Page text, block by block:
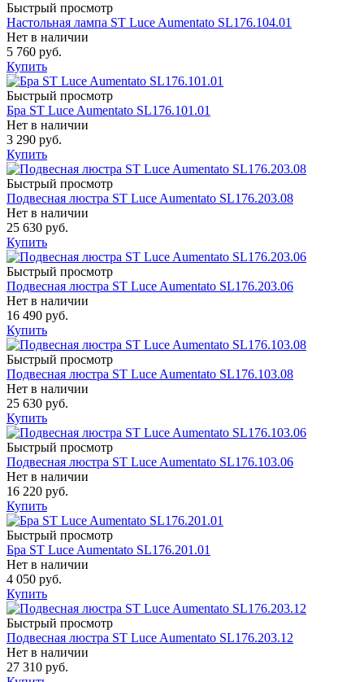
Быстрый просмотр
Настольная лампа ST Luce Aumentato SL176.104.01
Нет в наличии
5 760 руб.
Купить
Быстрый просмотр
Бра ST Luce Aumentato SL176.101.01
Нет в наличии
3 290 руб.
Купить
Быстрый просмотр
Подвесная люстра ST Luce Aumentato SL176.203.08
Нет в наличии
25 630 руб.
Купить
Быстрый просмотр
Подвесная люстра ST Luce Aumentato SL176.203.06
Нет в наличии
16 490 руб.
Купить
Быстрый просмотр
Подвесная люстра ST Luce Aumentato SL176.103.08
Нет в наличии
25 630 руб.
Купить
Быстрый просмотр
Подвесная люстра ST Luce Aumentato SL176.103.06
Нет в наличии
16 220 руб.
Купить
Быстрый просмотр
Бра ST Luce Aumentato SL176.201.01
Нет в наличии
4 050 руб.
Купить
Быстрый просмотр
Подвесная люстра ST Luce Aumentato SL176.203.12
Нет в наличии
27 310 руб.